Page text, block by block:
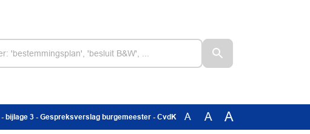
- bijlage 3 - Gespreksverslag burgemeester - CvdK A A A